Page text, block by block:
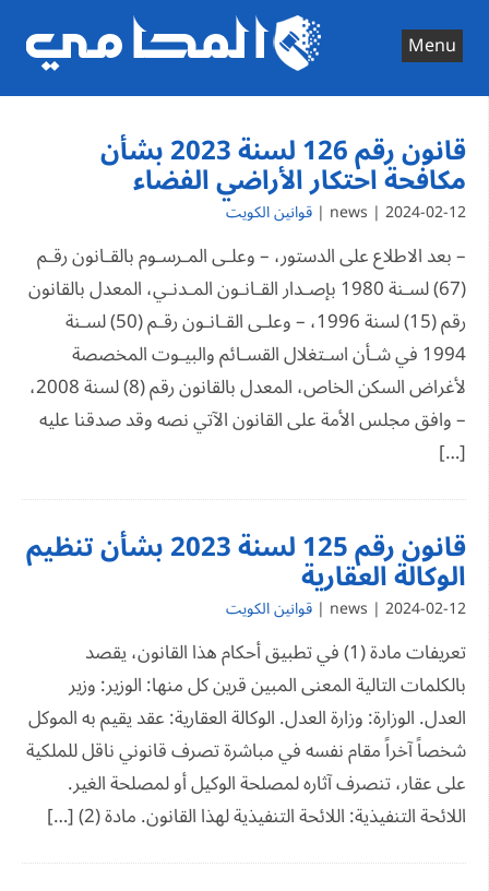
content
Menu
قانون رقم 126 لسنة 2023 بشأن
مكافحة احتكار الأراضي الفضاء
2024-02-12 | news | قوانين الكويت
– بعد الاطلاع على الدستور، – وعلـى المـرسـوم بالقـانون رقـم
(67) لسـنة 1980 بإصـدار القـانـون المـدنـي، المعدل بالقانون
رقم (15) لسنة 1996، – وعلـى القـانـون رقـم (50) لسـنة
1994 في شـأن اسـتغلال القسـائم والبيـوت المخصصة
لأغراض السكن الخاص، المعدل بالقانون رقم (8) لسنة 2008،
– وافق مجلس الأمة على القانون الآتي نصه وقد صدقنا عليه
[…]
قانون رقم 125 لسنة 2023 بشأن تنظيم
الوكالة العقارية
2024-02-12 | news | قوانين الكويت
تعريفات مادة (1) في تطبيق أحكام هذا القانون، يقصد
بالكلمات التالية المعنى المبين قرين كل منها: الوزير: وزير
العدل. الوزارة: وزارة العدل. الوكالة العقارية: عقد يقيم به الموكل
شخصاً آخراً مقام نفسه في مباشرة تصرف قانوني ناقل للملكية
على عقار، تنصرف آثاره لمصلحة الوكيل أو لمصلحة الغير.
اللائحة التنفيذية: اللائحة التنفيذية لهذا القانون. مادة (2) […]